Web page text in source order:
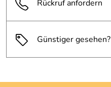
Rückruf anfordern
Günstiger gesehen?